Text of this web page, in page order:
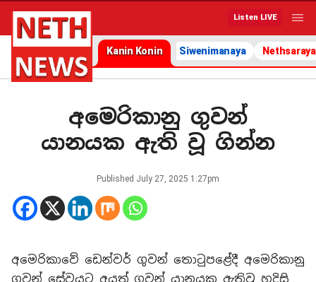
Listen LIVE
Kanin Konin Siwenimanaya Nethsaraya
අමෙරිකානු ගුවන්
යානයක ඇති වූ ගින්න
Published July 27, 2025 1:27pm
අමෙරිකාවේ ඩෙන්වර් ගුවන් තොටුපළේදී අමෙරිකානු
ගුවන් සේවයට අයත් ගුවන් යානයක ඇතිවූ හදිසි